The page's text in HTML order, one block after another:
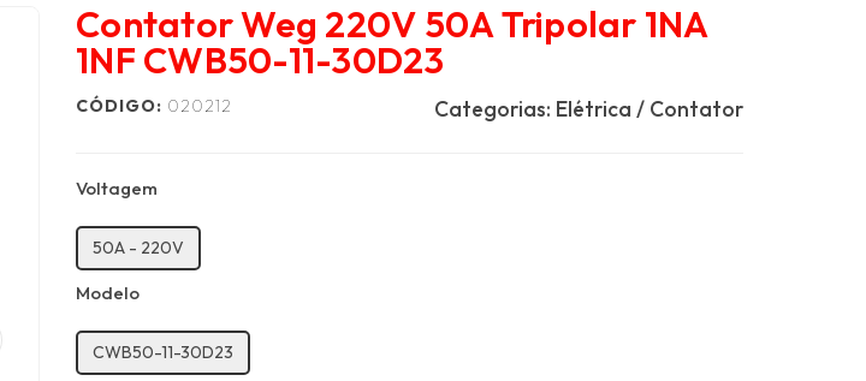
Contator Weg 220V 50A Tripolar 1NA
1NF CWB50-11-30D23
CÓDIGO: 020212 Categorias: Elétrica / Contator
Voltagem
50A - 220V
Modelo
CWB50-11-30D23